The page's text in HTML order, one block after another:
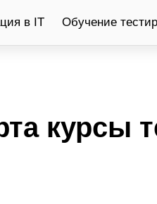
в IT Обучение
курсы